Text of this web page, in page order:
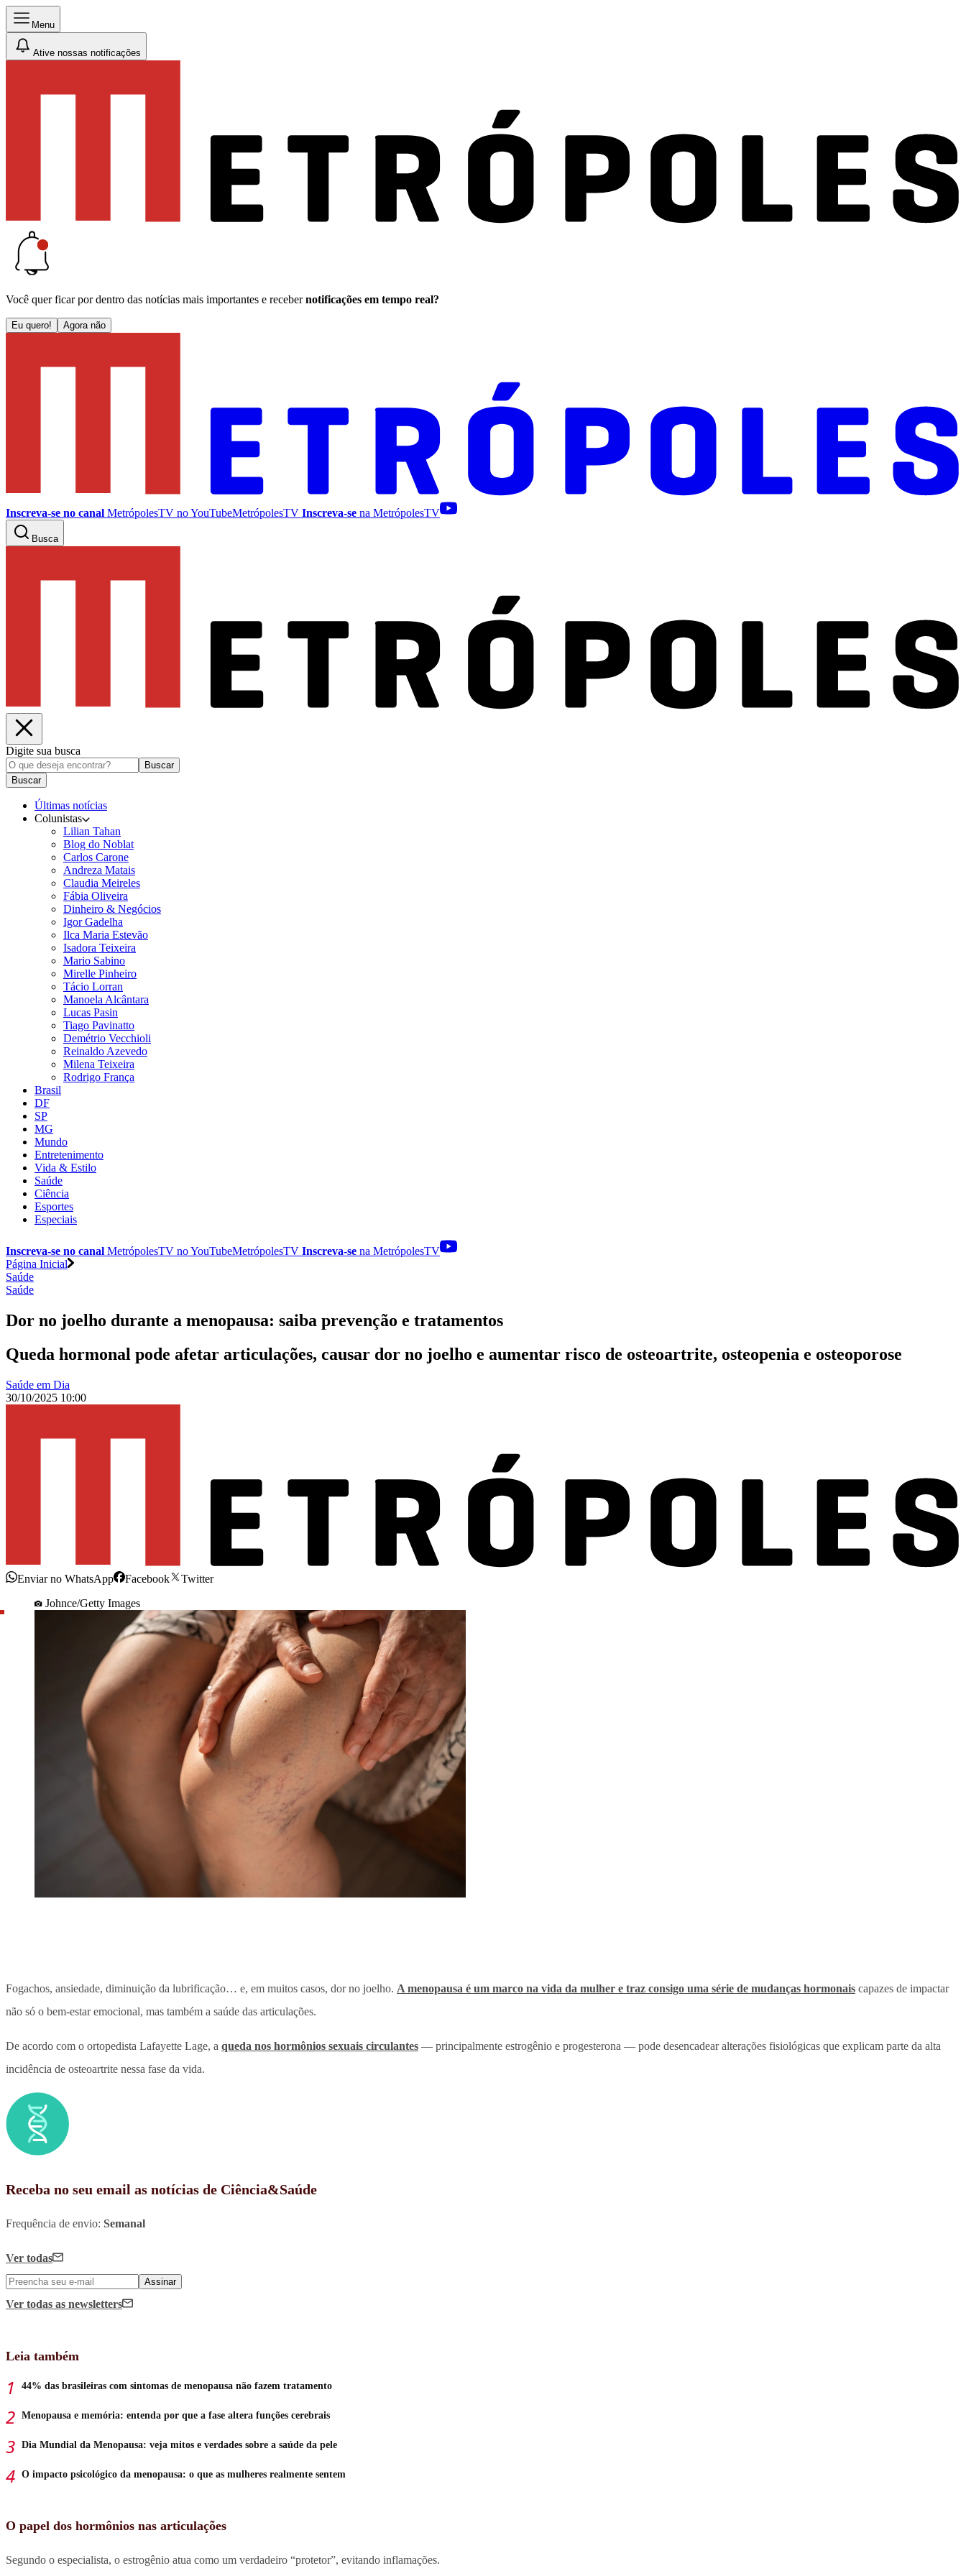
Menu
Ative nossas notificações
Você quer ficar por dentro das notícias mais importantes e receber notificações em tempo real?
Eu quero! Agora não
Inscreva-se no canal MetrópolesTV noYouTubeMetrópolesTV Inscreva-se na MetrópolesTV
Busca
Digite sua busca
Buscar
Buscar
Últimas notícias
Colunistas
Lilian Tahan
Blog do Noblat
Carlos Carone
Andreza Matais
Claudia Meireles
Fábia Oliveira
Dinheiro & Negócios
Igor Gadelha
Ilca Maria Estevão
Isadora Teixeira
Mario Sabino
Mirelle Pinheiro
Tácio Lorran
Manoela Alcântara
Lucas Pasin
Tiago Pavinatto
Demétrio Vecchioli
Reinaldo Azevedo
Milena Teixeira
Rodrigo França
Brasil
DF
SP
MG
Mundo
Entretenimento
Vida & Estilo
Saúde
Ciência
Esportes
Especiais
Inscreva-se no canal MetrópolesTV noYouTubeMetrópolesTV Inscreva-se na MetrópolesTV
Página Inicial
Saúde
Saúde
Dor no joelho durante a menopausa: saiba prevenção e tratamentos
Queda hormonal pode afetar articulações, causar dor no joelho e aumentar risco de osteoartrite, osteopenia e osteoporose
Saúde em Dia
30/10/2025 10:00
Enviar no WhatsApp Facebook
Twitter
Johnce/Getty Images
Fogachos, ansiedade, diminuição da lubrificação… e, em muitos casos, dor no joelho. A menopausa é um marco na vida da mulher e traz consigo uma série de mudanças hormonais capazes de impactar
não só o bem-estar emocional, mas também a saúde das articulações.
De acordo com o ortopedista Lafayette Lage, a queda nos hormônios sexuais circulantes — principalmente estrogênio e progesterona — pode desencadear alterações fisiológicas que explicam parte da alta
incidência de osteoartrite nessa fase da vida.
Receba no seu email as notícias de Ciência&Saúde
Frequência de envio: Semanal
Ver todas
Assinar
Ver todas as newsletters
Leia também
44% das brasileiras com sintomas de menopausa não fazem tratamento
Menopausa e memória: entenda por que a fase altera funções cerebrais
Dia Mundial da Menopausa: veja mitos e verdades sobre a saúde da pele
O impacto psicológico da menopausa: o que as mulheres realmente sentem
O papel dos hormônios nas articulações
Segundo o especialista, o estrogênio atua como um verdadeiro “protetor”, evitando inflamações.